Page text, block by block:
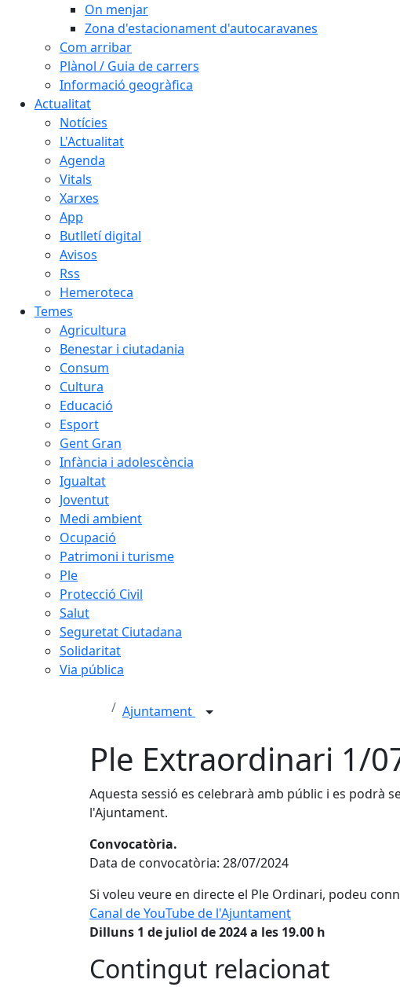
On menjar
Zona d'estacionament d'autocaravanes
Com arribar
Plànol / Guia de carrers
Informació geogràfica
Actualitat
Notícies
L'Actualitat
Agenda
Vitals
Xarxes
App
Butlletí digital
Avisos
Rss
Hemeroteca
Temes
Agricultura
Benestar i ciutadania
Consum
Cultura
Educació
Esport
Gent Gran
Infància i adolescència
Igualtat
Joventut
Medi ambient
Ocupació
Patrimoni i turisme
Ple
Protecció Civil
Salut
Seguretat Ciutadana
Solidaritat
Via pública
Ajuntament
Ple Extraordinari 1/
Aquesta sessió es celebrarà amb públic i es podrà
l'Ajuntament.
Convocatòria.
Data de convocatòria: 28/07/2024
Si voleu veure en directe el Ple Ordinari, podeu
Canal de YouTube de l'Ajuntament
Dilluns 1 de juliol de 2024 a les 19.00 h
Contingut relacionat